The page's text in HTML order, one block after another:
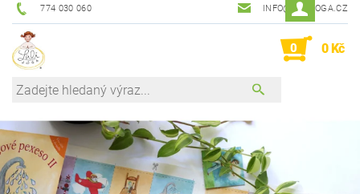
774 030 060 INFO@LALIJOGA.CZ
0 0 Kč